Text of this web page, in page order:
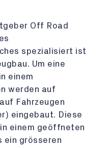
Off Road
spezialisiert ist
Um eine
einem
werden auf
Fahrzeugen
eingebaut. Diese
einem geöffneten
ein grösseren